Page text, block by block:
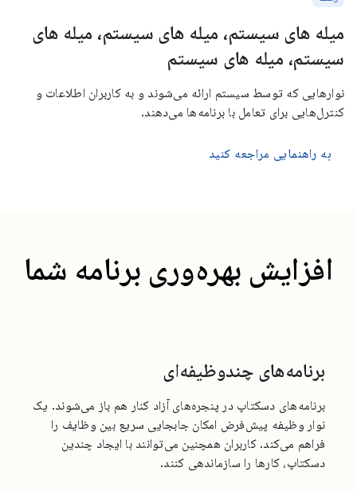
میله های سیستم، میله های سیستم، میله های
سیستم، میله های سیستم
نوارهایی که توسط سیستم ارائه می‌شوند و به کاربران اطلاعات و
کنترل‌هایی برای تعامل با برنامه‌ها می‌دهند.
به راهنمایی مراجعه کنید
افزایش بهره‌وری برنامه شما
برنامه‌های چندوظیفه‌ای
برنامه‌های دسکتاپ در پنجره‌های آزاد کنار هم باز می‌شوند. یک
نوار وظیفه پیش‌فرض امکان جابجایی سریع بین وظایف را
فراهم می‌کند. کاربران همچنین می‌توانند با ایجاد چندین
دسکتاپ، کارها را سازماندهی کنند.